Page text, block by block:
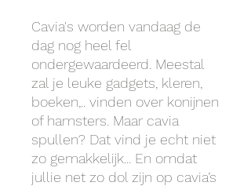
Cavia's worden vandaag de
dag nog heel fel
ondergewaardeerd. Meestal
zal je leuke gadgets, kleren,
boeken,.. vinden over konijnen
of hamsters. Maar cavia
spullen? Dat vind je echt niet
zo gemakkelijk... En omdat
jullie net zo dol zijn op cavia’s